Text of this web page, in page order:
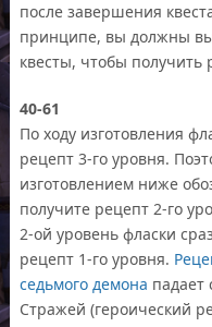
после завершения
принципе, вы должны
квесты, чтобы получить
40-61
По ходу изготовления
рецепт 3-го уровня.
изготовлением ниже
получите рецепт 2-го
2-ой уровень фласки
рецепт 1-го уровня.
седьмого демона падает
Стражей (героический